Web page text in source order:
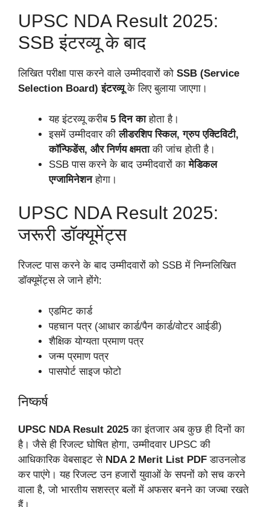
UPSC NDA Result 2025:
SSB इंटरव्यू के बाद
लिखित परीक्षा पास करने वाले उम्मीदवारों को SSB (Service
Selection Board) इंटरव्यूके लिए बुलाया जाएगा।
यह इंटरव्यू करीब 5 दिन काहोता है।
इसमें उम्मीदवार कीलीडरशिप स्किल, ग्रुप एक्टिविटी,
कॉन्फिडेंस, और निर्णय क्षमताकी जांच होती है।
SSB पास करने के बाद उम्मीदवारों कामेडिकल
एग्जामिनेशनहोगा।
UPSC NDA Result 2025:
जरूरी डॉक्यूमेंट्स
रिजल्ट पास करने के बाद उम्मीदवारों को SSB में निम्नलिखित
डॉक्यूमेंट्स ले जाने होंगे:
एडमिट कार्ड
पहचान पत्र (आधार कार्ड/पैन कार्ड/वोटर आईडी)
शैक्षिक योग्यता प्रमाण पत्र
जन्म प्रमाण पत्र
पासपोर्ट साइज फोटो
निष्कर्ष
UPSC NDA Result 2025 का इंतजार अब कुछ ही दिनों का
है। जैसे ही रिजल्ट घोषित होगा, उम्मीदवार UPSC की
आधिकारिक वेबसाइट से NDA 2 Merit List PDF डाउनलोड
कर पाएंगे। यह रिजल्ट उन हजारों युवाओं के सपनों को सच करने
वाला है, जो भारतीय सशस्त्र बलों में अफसर बनने का जज्बा रखते